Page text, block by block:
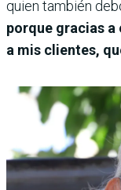
quien también
porque gracias a
a mis clientes,